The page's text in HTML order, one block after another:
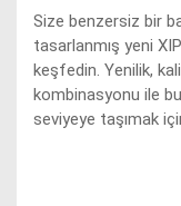
Size benzersiz bir
tasarlanmış yeni
keşfedin. Yenilik,
kombinasyonu ile bu
seviyeye taşımak